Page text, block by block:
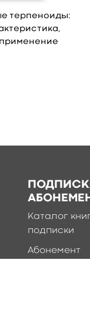
терпеноиды:
Каталог
подписки
Абонемент